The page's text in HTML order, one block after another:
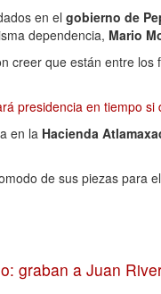
en el gobierno de
dependencia, Mario
creer que están entre
presidencia en tiempo
en la Hacienda
de sus piezas para
graban a Juan